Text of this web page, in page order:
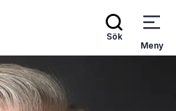
Sök
Meny